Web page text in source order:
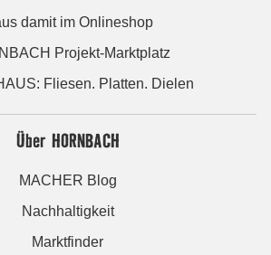
damit im Onlineshop
Projekt-Marktplatz
Fliesen. Platten. Dielen
Über HORNBACH
MACHER Blog
Nachhaltigkeit
Marktfinder